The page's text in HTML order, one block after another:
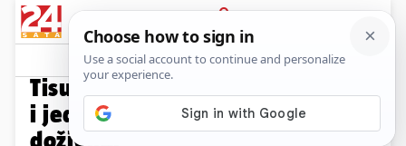
PRIJAVA
Promo sadržaj
Tisuće nastupa, stotine evenata
i jedan cilj – vrhunski glazbeni
doživljaj